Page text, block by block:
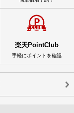
楽天PointClub
手軽にポイントを確認